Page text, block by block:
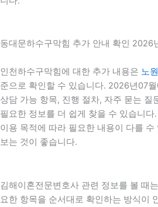
동대문하수구막힘 추가 안내 확인 2026
인천하수구막힘에 대한 추가 내용은 노
준으로 확인할 수 있습니다. 2026년07
상담 가능 항목, 진행 절차, 자주 묻는 질
필요한 정보를 더 쉽게 찾을 수 있습니
이용 목적에 따라 필요한 내용이 다를
보는 것이 좋습니다.
김해이혼전문변호사 관련 정보를 볼 때
요한 항목을 순서대로 확인하는 방식이